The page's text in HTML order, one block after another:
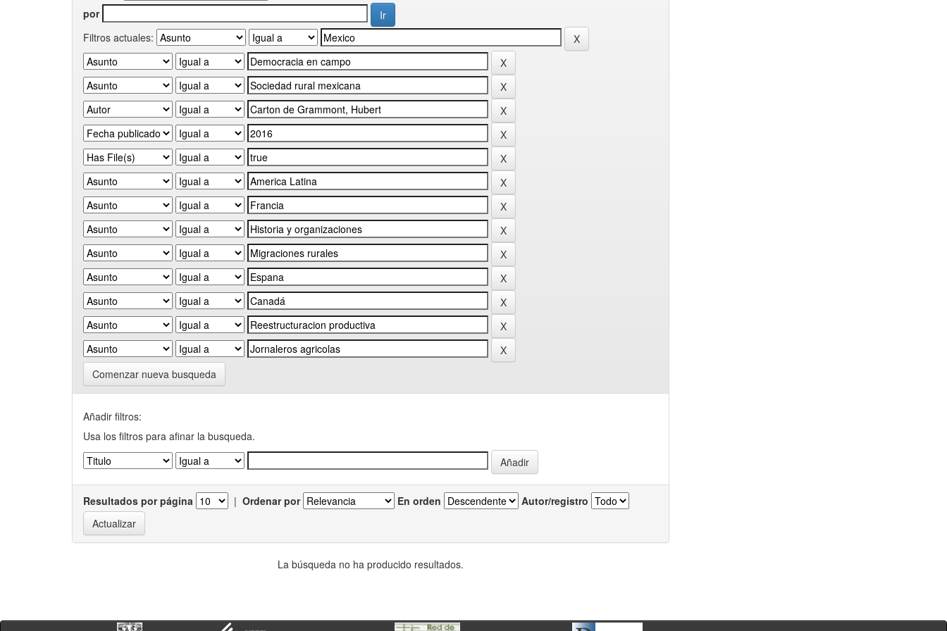
por
Filtros actuales:
Comenzar nueva busqueda
Añadir filtros:
Usa los filtros para afinar la busqueda.
Resultados por página | Ordenar por En orden Autor/registro
La búsqueda no ha producido resultados.